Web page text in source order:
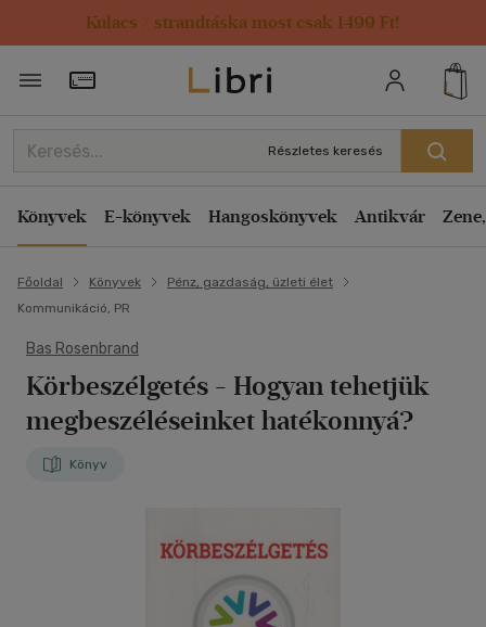
Kulacs / strandtáska most csak 1499 Ft!
Törzsvásárlói Kártya adatai
Részletes keresés
Könyvek E-könyvek Hangoskönyvek Antikvár
Főoldal Könyvek
Pénz, gazdaság, üzleti élet
Kommunikáció, PR
Bas Rosenbrand
Körbeszélgetés - Hogyan tehetjük
megbeszéléseinket hatékonnyá?
Könyv